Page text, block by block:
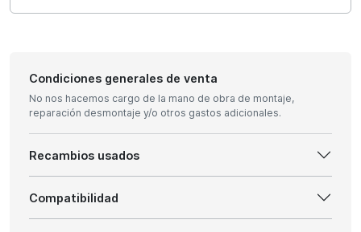
Condiciones generales de venta
No nos hacemos cargo de la mano de obra de montaje,
reparación desmontaje y/o otros gastos adicionales.
Recambios usados
Compatibilidad